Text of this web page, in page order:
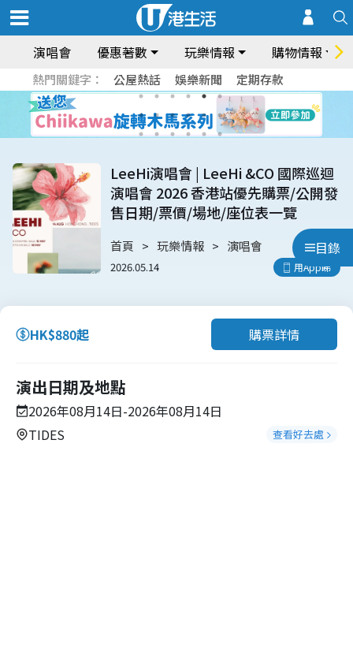
演唱會 優惠著數 玩樂情報 購物情報
熱門關鍵字： 公屋熱話 娛樂新聞 定期存款
目錄
LeeHi演唱會 | LeeHi &CO 國際巡迴
演唱會 2026 香港站優先購票/公開發
售日期/票價/場地/座位表一覽
首頁 玩樂情報 演唱會
2026.05.14 用App睇
HK$880起 購票詳情
演出日期及地點
2026年08月14日-2026年08月14日
TIDES
查看好去處